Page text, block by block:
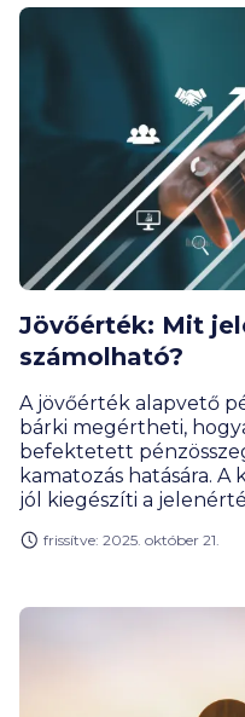
Jövőérték: Mit
számolható?
A jövőérték alapvető
bárki megértheti,
befektetett
kamatozás hatására.
jól kiegészíti a
frissítve: 2025. október 21.